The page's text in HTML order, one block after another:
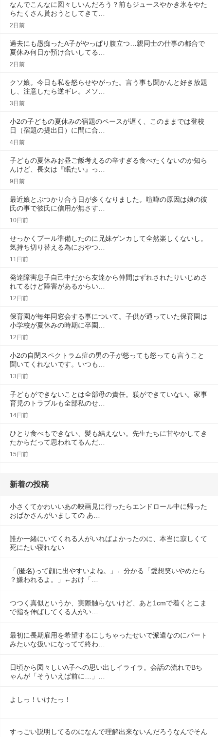
なんでこんなに図々しいんだろう？前もジュースやかき氷をやた
らたくさん貰おうとしてきて…
2日前
過去にも愚痴ったA子がやっぱり腹立つ…親同士の仕事の都合で
夏休み何日か預け合いしてる…
2日前
クソ娘。今日も私を怒らせやがった。言う事も聞かんと好き放題
し、注意したら逆ギレ。メソ…
3日前
小2の子どもの夏休みの宿題のペースが遅く、このままでは登校
日（宿題の提出日）に間に合…
4日前
子どもの夏休みお昼ご飯考えるの辛すぎる食べたくないのか知ら
んけど、長女は『眠たい』っ…
9日前
最近娘とぶつかり合う日が多くなりました。喧嘩の原因は娘の彼
氏の事で彼氏に信用が無さす…
10日前
せっかくプール準備したのに兄妹ゲンカして全然楽しくないし。
気持ち切り替える為におやつ…
11日前
発達障害息子自己中だから友達から仲間はずれされたりいじめさ
れてるけど障害があるからい…
12日前
保育園が毎年同窓会する事について。子供が通っていた保育園は
小学校が夏休みの時期に卒園…
12日前
小2の自閉スペクトラム症の男の子が怒っても怒っても言うこと
聞いてくれないです。いつも…
13日前
子どもができないことは全部母の責任。躾ができていない。家事
育児のトラブルも全部私のせ…
14日前
ひとり食べもできない、髪も結えない。先生たちに甘やかしてき
たからだって思われてるんだ…
15日前
新着の投稿
小さくてかわいいあの映画見に行ったらエンドロール中に帰った
おばかさんがいましての あ…
誰か一緒にいてくれる人がいればよかったのに、本当に寂しくて
死にたい寝れない
「(匿名)って顔に出やすいよね。」←分かる「愛想笑いやめたら
？嫌われるよ。」←おけ「…
つつく真似というか、実際触らないけど、あと1cmで着くとこま
で指を伸ばしてくる人がい…
最初に長期雇用を希望するにしちゃったせいで派遣なのにパート
みたいな扱いになってて終わ…
日頃から図々しいA子への思い出しイライラ。会話の流れでBち
ゃんが「そういえば前に…」…
よしっ！いけたっ！
すっごい説明してるのになんで理解出来ないんだろうなんでそん